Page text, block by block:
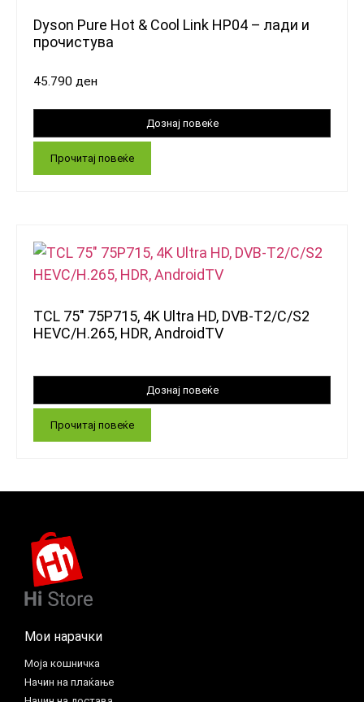
Dyson Pure Hot & Cool Link HP04 – лади и
прочистува
45.790 ден
Прочитај повеќе
TCL 75″ 75P715, 4K Ultra HD, DVB-T2/C/S2
HEVC/H.265, HDR, AndroidTV
Прочитај повеќе
Мои нарачки
Моја кошничка
Начин на плаќање